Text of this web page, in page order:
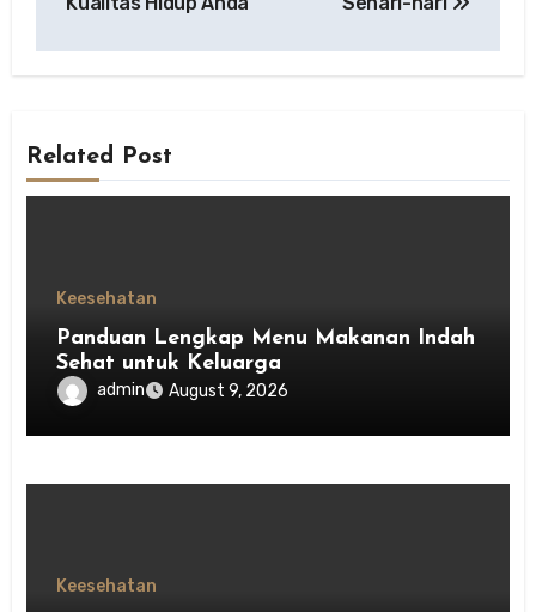
Related Post
Keesehatan
Panduan Lengkap Menu Makanan Indah
Sehat untuk Keluarga
admin August 9, 2026
Keesehatan